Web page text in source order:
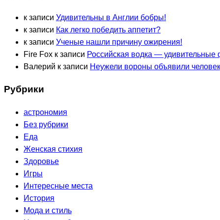
к записи Удивительны в Англии бобры!
к записи Как легко победить аппетит?
к записи Ученые нашли причину ожирения!
Fire Fox к записи Российская водка — удивительные
Валерий к записи Неужели вороны объявили
Рубрики
астрономия
Без рубрики
Еда
Женская стихия
Здоровье
Игры
Интересные места
История
Мода и стиль